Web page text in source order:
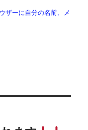
ザーに自分の名前、メ